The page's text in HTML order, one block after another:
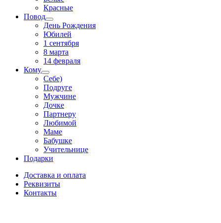
Красные
Повод
День Рождения
Юбилей
1 сентября
8 марта
14 февраля
Кому
Себе)
Подруге
Мужчине
Дочке
Партнеру
Любимой
Маме
Бабушке
Учительнице
Подарки
Доставка и оплата
Реквизиты
Контакты